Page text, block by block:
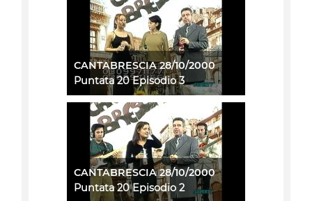
CANTABRESCIA 28/10/2000
Puntata 20 Episodio 3
CANTABRESCIA 28/10/2000
Puntata 20 Episodio 2